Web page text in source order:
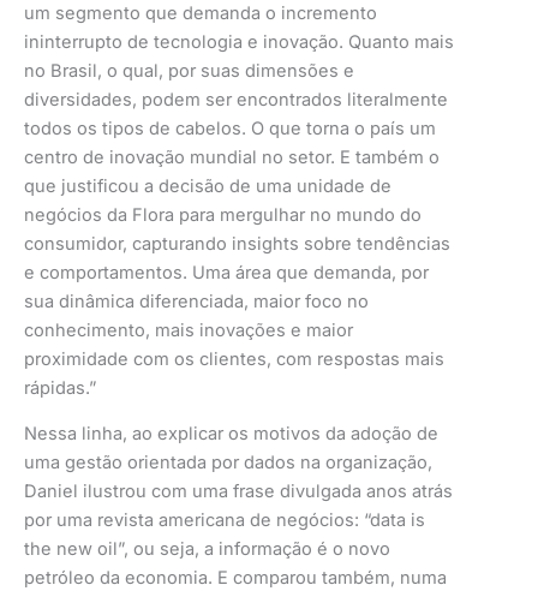
um segmento que demanda o incremento
ininterrupto de tecnologia e inovação. Quanto mais
no Brasil, o qual, por suas dimensões e
diversidades, podem ser encontrados literalmente
todos os tipos de cabelos. O que torna o país um
centro de inovação mundial no setor. E também o
que justificou a decisão de uma unidade de
negócios da Flora para mergulhar no mundo do
consumidor, capturando insights sobre tendências
e comportamentos. Uma área que demanda, por
sua dinâmica diferenciada, maior foco no
conhecimento, mais inovações e maior
proximidade com os clientes, com respostas mais
rápidas.”
Nessa linha, ao explicar os motivos da adoção de
uma gestão orientada por dados na organização,
Daniel ilustrou com uma frase divulgada anos atrás
por uma revista americana de negócios: “data is
the new oil”, ou seja, a informação é o novo
petróleo da economia. E comparou também, numa